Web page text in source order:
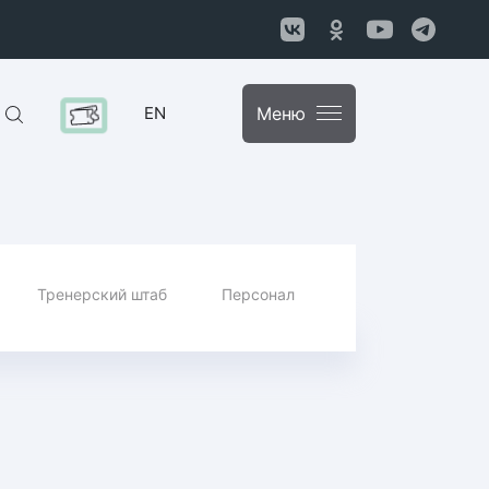
EN Меню
Тренерский штаб Персонал